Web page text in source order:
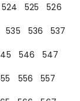
524 525
526
535 536
537
546
547
556
557